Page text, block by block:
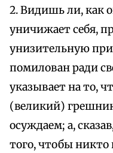
2. Видишь ли, как
уничижает себя,
унизительную
помилован ради
указывает на то,
(великий)
осуждаем; а,
того, чтобы